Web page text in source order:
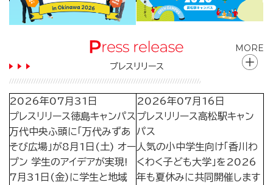
プレスリリース
MORE
2026年07月31日
プレスリリース徳島キャンパス
万代中央ふ頭に「万代みずあ
そび広場」が8月1日(土) オー
プン 学生のアイデアが実現!
7月31日(金)に学生と地域
2026年07月16日
プレスリリース高松駅キャン
パス
人気の小中学生向け「香川わ
くわく子ども大学」を2026
年も夏休みに共同開催します